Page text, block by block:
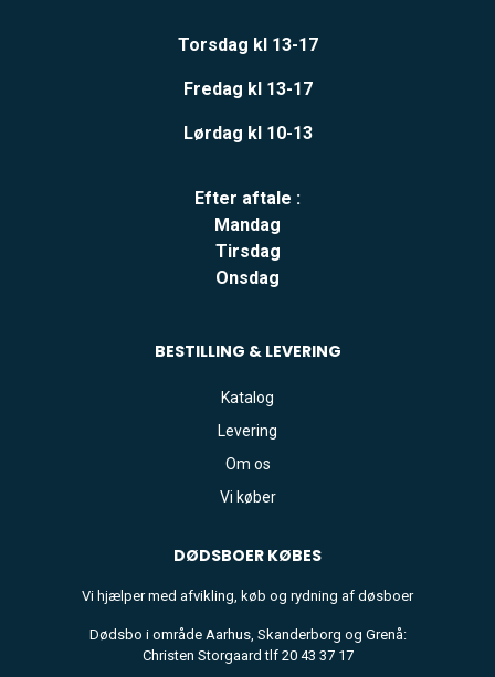
Torsdag kl 13-17
Fredag kl 13-17
Lørdag kl 10-13
Efter aftale :
Mandag
Tirsdag
Onsdag
BESTILLING & LEVERING
Katalog
Levering
Om os
Vi køber
DØDSBOER KØBES
Vi hjælper med afvikling, køb og rydning af døsboer
Dødsbo i område Aarhus, Skanderborg og Grenå:
Christen Storgaard tlf 20 43 37 17